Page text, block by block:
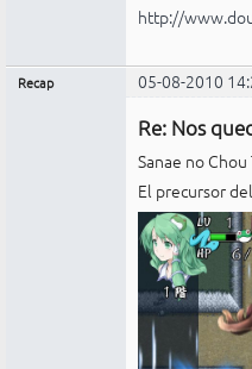
http://
Recap 05-08-2010
Re: Nos
Sanae no
El precursor